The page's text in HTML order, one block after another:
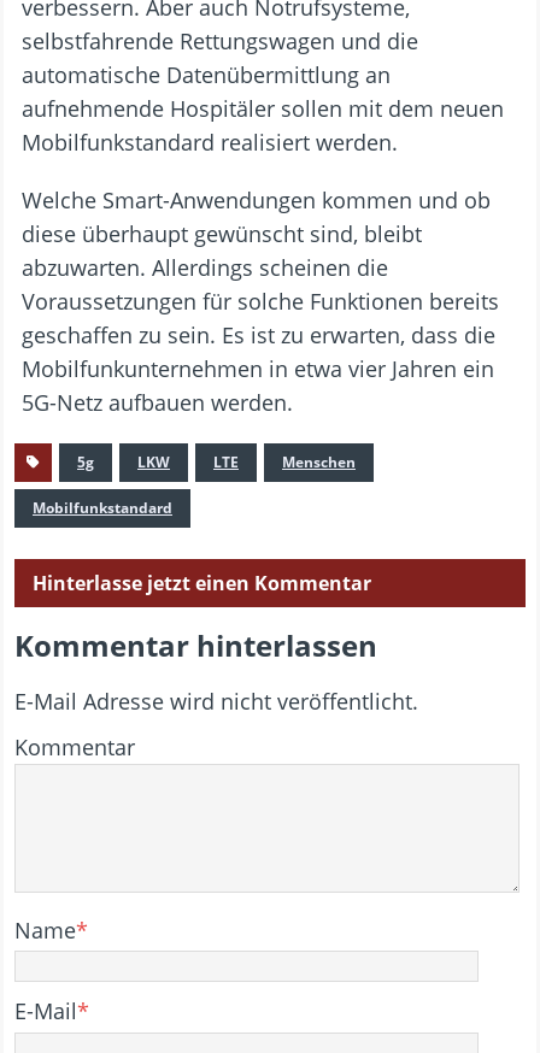
verbessern. Aber auch Notrufsysteme,
selbstfahrende Rettungswagen und die
automatische Datenübermittlung an
aufnehmende Hospitäler sollen mit dem neuen
Mobilfunkstandard realisiert werden.
Welche Smart-Anwendungen kommen und ob
diese überhaupt gewünscht sind, bleibt
abzuwarten. Allerdings scheinen die
Voraussetzungen für solche Funktionen bereits
geschaffen zu sein. Es ist zu erwarten, dass die
Mobilfunkunternehmen in etwa vier Jahren ein
5G-Netz aufbauen werden.
5g LKW LTE Menschen
Mobilfunkstandard
Hinterlasse jetzt einen Kommentar
Kommentar hinterlassen
E-Mail Adresse wird nicht veröffentlicht.
Kommentar
Name*
E-Mail*